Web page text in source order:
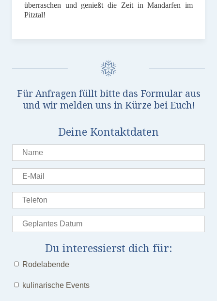
überraschen und genießt die Zeit in Mandarfen im
Pitztal!
Für Anfragen füllt bitte das Formular aus
und wir melden uns in Kürze bei Euch!
Deine Kontaktdaten
Du interessierst dich für:
Rodelabende
kulinarische Events